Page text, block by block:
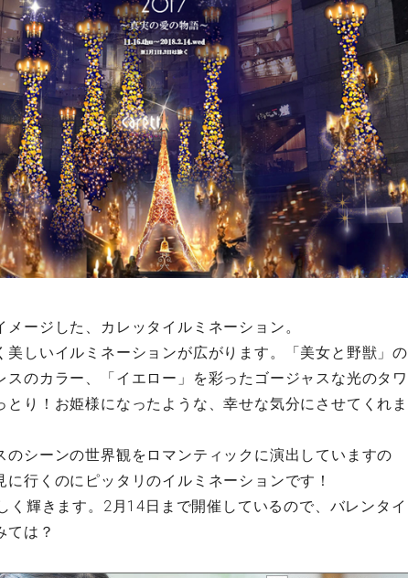
メージした、カレッタイルミネーション。
美しいイルミネーションが広がります。「美女と野獣」の
スのカラー、「イエロー」を彩ったゴージャスな光のタワ
とり！お姫様になったような、幸せな気分にさせてくれま
のシーンの世界観をロマンティックに演出していますの
に行くのにピッタリのイルミネーションです！
く輝きます。2月14日まで開催しているので、バレンタイ
ては？